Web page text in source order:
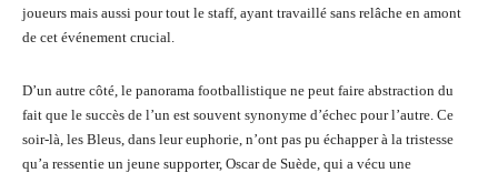
joueurs mais aussi pour tout le staff, ayant travaillé sans relâche en amont
de cet événement crucial.
D’un autre côté, le panorama footballistique ne peut faire abstraction du
fait que le succès de l’un est souvent synonyme d’échec pour l’autre. Ce
soir-là, les Bleus, dans leur euphorie, n’ont pas pu échapper à la tristesse
qu’a ressentie un jeune supporter, Oscar de Suède, qui a vécu une